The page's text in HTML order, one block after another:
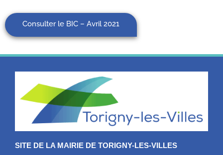
Consulter le BIC – Avril 2021
SITE DE LA MAIRIE DE TORIGNY-LES-VILLES